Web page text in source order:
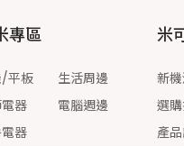
專區
/平板
器
器
生活周邊
電腦週邊
米
新
選
產